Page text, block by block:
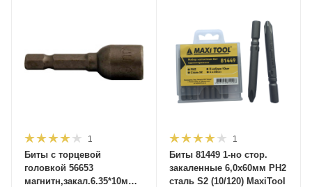
1
Биты с торцевой
головкой 56653
магнитн,закал.6.35*10мм*45мм
1
Биты 81449 1-но стор.
закаленные 6,0х60мм PH2
сталь S2 (10/120) MaxiTool